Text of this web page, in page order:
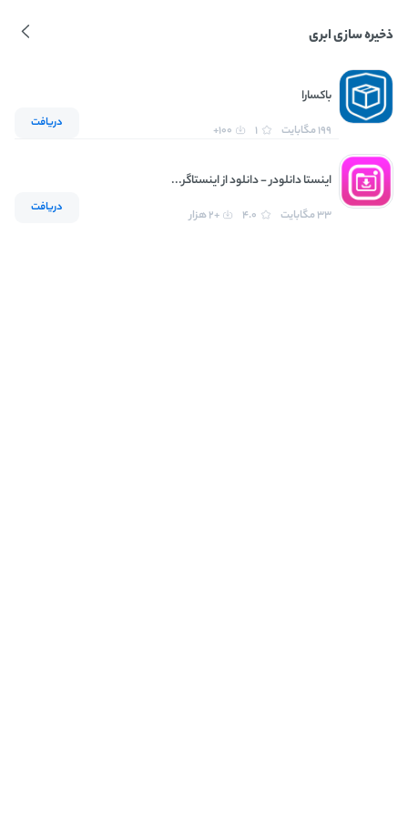
ذخیره سازی ابری
باکسارا
199 مگابایت 1
100+ دریافت
اینستا دانلودر - دانلود از اینستاگر...
33 مگابایت 4.0 +2 هزار دریافت